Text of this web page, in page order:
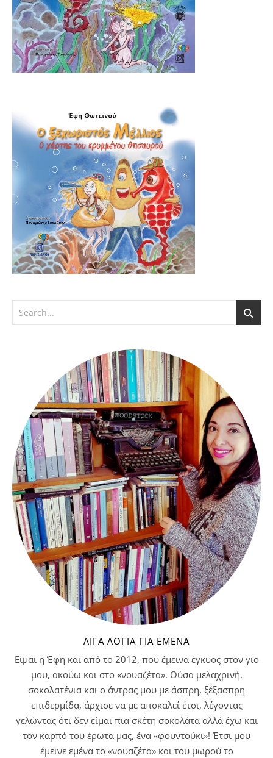
ΛΊΓΑ ΛΌΓΙΑ ΓΙΑ ΕΜΈΝΑ
Είμαι η Έφη και από το 2012, που έμεινα έγκυος στον γιο
μου, ακούω και στο «νουαζέτα». Ούσα μελαχρινή,
σοκολατένια και ο άντρας μου με άσπρη, ξέξασπρη
επιδερμίδα, άρχισε να με αποκαλεί έτσι, λέγοντας
γελώντας ότι δεν είμαι πια σκέτη σοκολάτα αλλά έχω και
τον καρπό του έρωτα μας, ένα «φουντούκι»! Έτσι μου
έμεινε εμένα το «νουαζέτα» και του μωρού το